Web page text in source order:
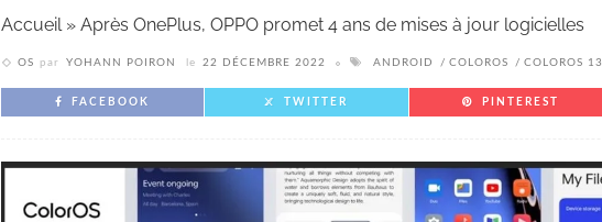
Accueil» Après OnePlus, OPPO promet 4 ans de mises à jour logicielles
OS par YOHANN POIRON le 22 DÉCEMBRE 2022 ANDROID COLOROS COLOROS 13
FACEBOOK TWITTER PINTEREST